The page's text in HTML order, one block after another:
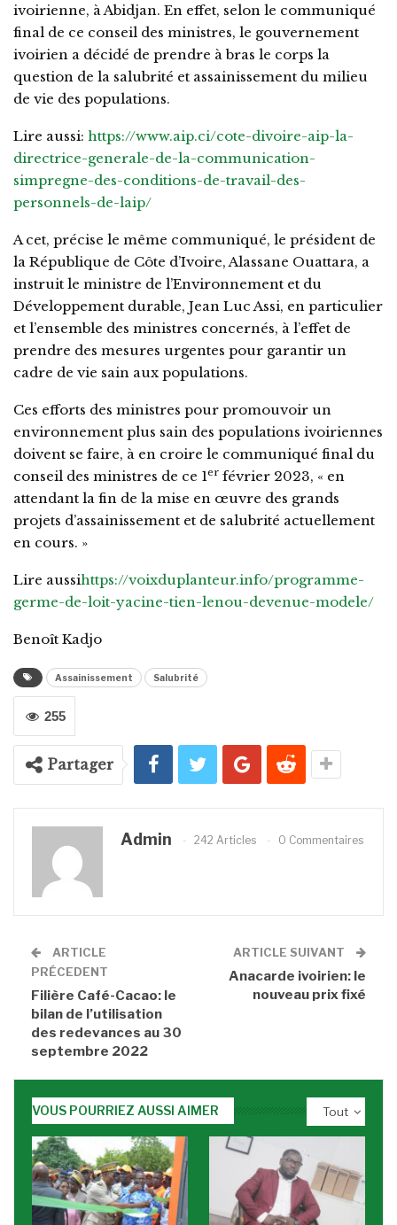
ivoirienne, à Abidjan. En effet, selon le communiqué
final de ce conseil des ministres, le gouvernement
ivoirien a décidé de prendre à bras le corps la
question de la salubrité et assainissement du milieu
de vie des populations.
Lire aussi: https://www.aip.ci/cote-divoire-aip-la-
directrice-generale-de-la-communication-
simpregne-des-conditions-de-travail-des-
personnels-de-laip/
A cet, précise le même communiqué, le président de
la République de Côte d’Ivoire, Alassane Ouattara, a
instruit le ministre de l’Environnement et du
Développement durable, Jean Luc Assi, en particulier
et l’ensemble des ministres concernés, à l’effet de
prendre des mesures urgentes pour garantir un
cadre de vie sain aux populations.
Ces efforts des ministres pour promouvoir un
environnement plus sain des populations ivoiriennes
doivent se faire, à en croire le communiqué final du
conseil des ministres de ce 1er février 2023, « en
attendant la fin de la mise en œuvre des grands
projets d’assainissement et de salubrité actuellement
en cours. »
Lire aussihttps://voixduplanteur.info/programme-
germe-de-loit-yacine-tien-lenou-devenue-modele/
Benoît Kadjo
Assainissement Salubrité
255
Partager
Admin 242 Articles 0 Commentaires
ARTICLE
PRÉCEDENT
Filière Café-Cacao: le
bilan de l’utilisation
des redevances au 30
septembre 2022
ARTICLE SUIVANT
Anacarde ivoirien: le
nouveau prix fixé
Tout
VOUS POURRIEZ AUSSI AIMER